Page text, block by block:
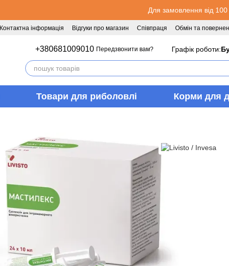
Для замовлення від 100
Контактна інформація Відгуки про магазин Співпраця Обмін та
+380681009010 Передзвонити вам? Графік роботи:
Товари для риболовлі Корми для